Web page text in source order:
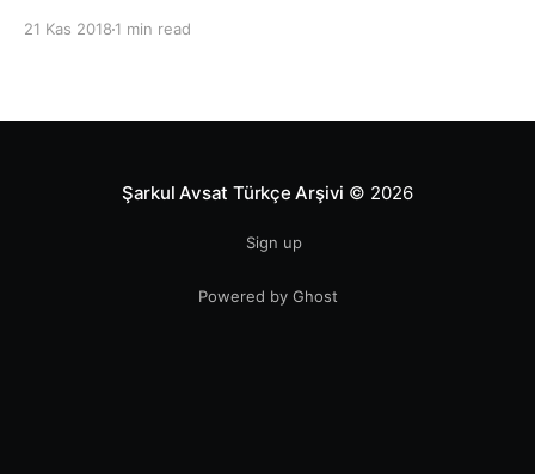
21 Kas 2018 1 min read
Şarkul Avsat Türkçe Arşivi © 2026
Sign up
Powered by Ghost